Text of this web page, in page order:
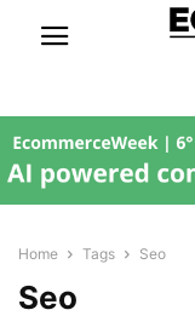
Home Tags Seo
Seo